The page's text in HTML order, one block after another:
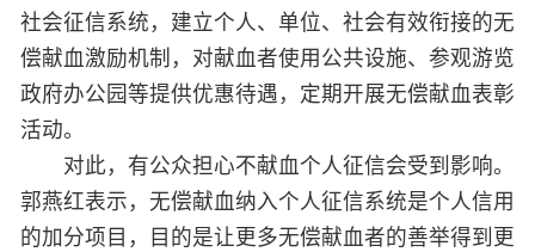
社会征信系统，建立个人、单位、社会有效衔接的无
偿献血激励机制，对献血者使用公共设施、参观游览
政府办公园等提供优惠待遇，定期开展无偿献血表彰
活动。
对此，有公众担心不献血个人征信会受到影响。
郭燕红表示，无偿献血纳入个人征信系统是个人信用
的加分项目，目的是让更多无偿献血者的善举得到更